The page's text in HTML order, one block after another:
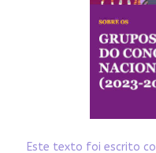
Este texto foi escrito